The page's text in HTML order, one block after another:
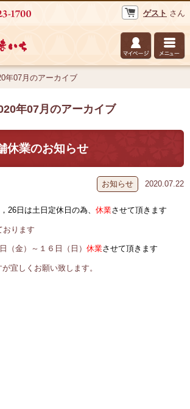
ゲスト さん
株式会社 山一 削りぶしのやまいち
年07月のアーカイブ
年07月のアーカイブ
休業のお知らせ
お知らせ 2020.07.22
26日は土日定休日の為、 休業させて頂きます
おります
（金）～１６日（日） 休業させて頂きます
宜しくお願い致します。